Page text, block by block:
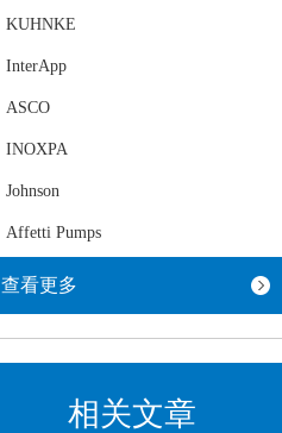
KUHNKE
InterApp
ASCO
INOXPA
Johnson
Affetti Pumps
查看更多
相关文章